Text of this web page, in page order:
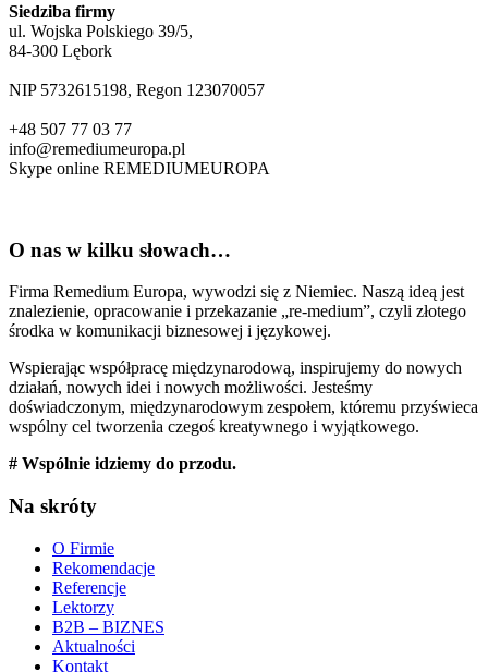
Siedziba firmy
ul. Wojska Polskiego 39/5,
84-300 Lębork
NIP 5732615198, Regon 123070057
+48 507 77 03 77
info@remediumeuropa.pl
Skype online REMEDIUMEUROPA
O nas w kilku słowach…
Firma Remedium Europa, wywodzi się z Niemiec. Naszą ideą jest
znalezienie, opracowanie i przekazanie „re-medium”, czyli złotego
środka w komunikacji biznesowej i językowej.
Wspierając współpracę międzynarodową, inspirujemy do nowych
działań, nowych idei i nowych możliwości. Jesteśmy
doświadczonym, międzynarodowym zespołem, któremu przyświeca
wspólny cel tworzenia czegoś kreatywnego i wyjątkowego.
# Wspólnie idziemy do przodu.
Na skróty
O Firmie
Rekomendacje
Referencje
Lektorzy
B2B – BIZNES
Aktualności
Kontakt